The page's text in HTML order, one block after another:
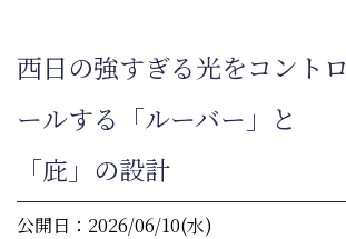
西日の強すぎる光をコントロ
ールする「ルーバー」と
「庇」の設計
公開日：2026/06/10(水)